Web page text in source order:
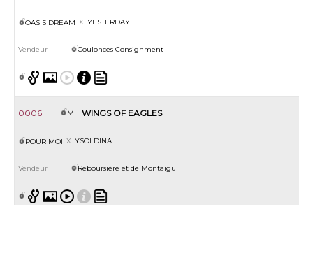
OASIS DREAM YESTERDAY
Coulonces Consignment
0006 M. WINGS OF EAGLES
POUR MOI YSOLDINA
Reboursière et de Montaigu